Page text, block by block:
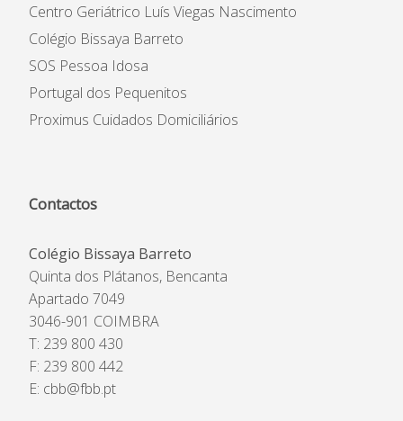
Centro Geriátrico Luís Viegas Nascimento
Colégio Bissaya Barreto
SOS Pessoa Idosa
Portugal dos Pequenitos
Proximus Cuidados Domiciliários
Contactos
Colégio Bissaya Barreto
Quinta dos Plátanos, Bencanta
Apartado 7049
3046-901 COIMBRA
T: 239 800 430
F: 239 800 442
E: cbb@fbb.pt